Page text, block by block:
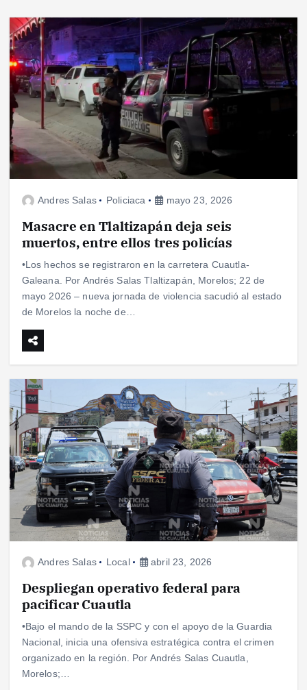
Andres Salas Policiaca mayo 23, 2026
Masacre en Tlaltizapán deja seis
muertos, entre ellos tres policías
•Los hechos se registraron en la carretera Cuautla-
Galeana. Por Andrés Salas Tlaltizapán, Morelos; 22 de
mayo 2026 – nueva jornada de violencia sacudió al estado
de Morelos la noche de…
Andres Salas Local abril 23, 2026
Despliegan operativo federal para
pacificar Cuautla
•Bajo el mando de la SSPC y con el apoyo de la Guardia
Nacional, inicia una ofensiva estratégica contra el crimen
organizado en la región. Por Andrés Salas Cuautla,
Morelos;…